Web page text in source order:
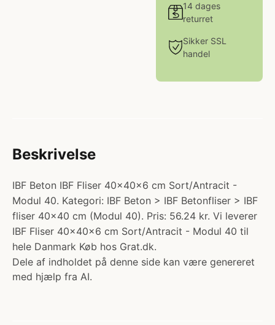
14 dages
returret
Sikker SSL
handel
Beskrivelse
IBF Beton IBF Fliser 40x40x6 cm Sort/Antracit -
Modul 40. Kategori: IBF Beton > IBF Betonfliser > IBF
fliser 40x40 cm (Modul 40). Pris: 56.24 kr. Vi leverer
IBF Fliser 40x40x6 cm Sort/Antracit - Modul 40 til
hele Danmark Køb hos Grat.dk.
Dele af indholdet på denne side kan være genereret
med hjælp fra AI.